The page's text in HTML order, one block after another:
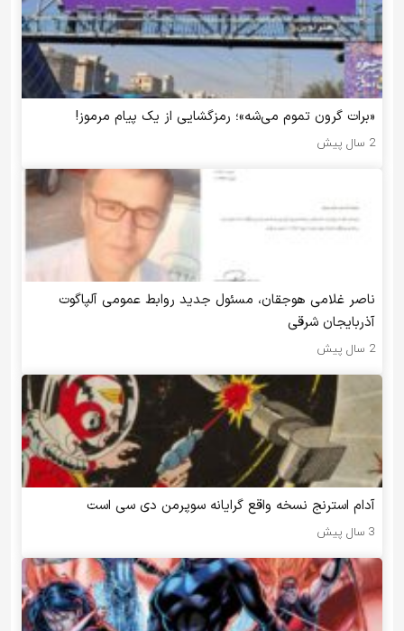
«برات گرون تموم می‌شه»؛ رمزگشایی از یک پیام مرموز!
2 سال پیش
ناصر غلامی هوجقان، مسئول جدید روابط عمومی آلپاگوت
آذربایجان شرقی
2 سال پیش
آدام استرنج نسخه واقع گرایانه سوپرمن دی سی است
3 سال پیش